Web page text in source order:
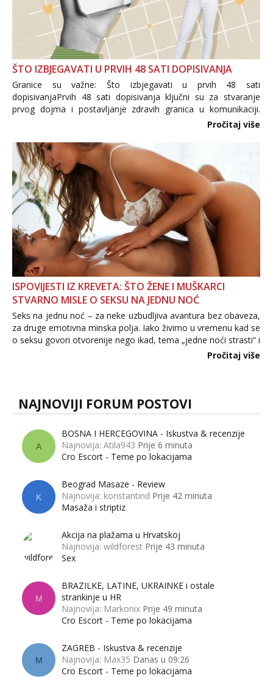
ŠTO IZBJEGAVATI U PRVIH 48 SATI DOPISIVANJA
Granice su važne: Što izbjegavati u prvih 48 sati
dopisivanjaPrvih 48 sati dopisivanja ključni su za stvaranje
prvog dojma i postavljanje zdravih granica u komunikaciji.
Važno je izbjeći prebrzo otkrivanje osobnih ili intimnih
informacija, jer nepoznata osoba još nije zaslužila to
povjerenje. Takođe...
Pročitaj više
ISPOVIJESTI IZ KREVETA: ŠTO ŽENE I MUŠKARCI
STVARNO MISLE O SEKSU NA JEDNU NOĆ
Seks na jednu noć – za neke uzbudljiva avantura bez obaveza,
za druge emotivna minska polja. Iako živimo u vremenu kad se
o seksu govori otvorenije nego ikad, tema „jedne noći strasti“ i
dalje izaziva burne rasprave. Što zapravo misle žene, a što
Pročitaj više
NAJNOVIJI FORUM POSTOVI
A
BOSNA I HERCEGOVINA - Iskustva & recenzije
Najnovija: Atila943 Prije 6 minuta
Cro Escort - Teme po lokacijama
K
Beograd Masaze - Review
Najnovija: konstantind Prije 42 minuta
Masaža i striptiz
Akcija na plažama u Hrvatskoj
Najnovija: wildforest Prije 43 minuta
Sex
M
BRAZILKE, LATINE, UKRAINKE i ostale
strankinje u HR
Najnovija: Markonix Prije 49 minuta
Cro Escort - Teme po lokacijama
M
ZAGREB - Iskustva & recenzije
Najnovija: Max35 Danas u 09:26
Cro Escort - Teme po lokacijama